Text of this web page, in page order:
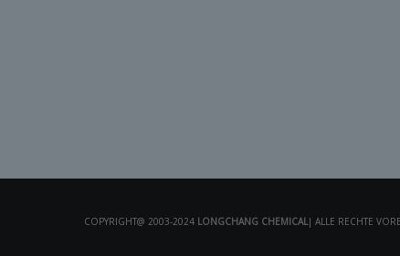
COPYRIGHT@ 2003-2024 LONGCHANG CHEMICAL| ALLE RECHTE